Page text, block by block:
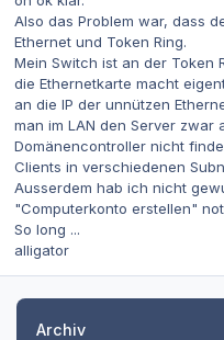
Also das Problem war, dass
Ethernet und Token Ring.
Mein Switch ist an der Token
die Ethernetkarte macht
an die IP der unnützen
man im LAN den Server zwar
Domänencontroller nicht
Clients in verschiedenen
Ausserdem hab ich nicht
"Computerkonto erstellen"
So long ...
alligator
Archiv